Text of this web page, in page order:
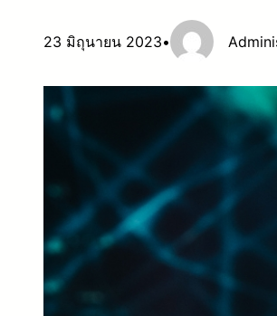
23 มิถุนายน 2023•